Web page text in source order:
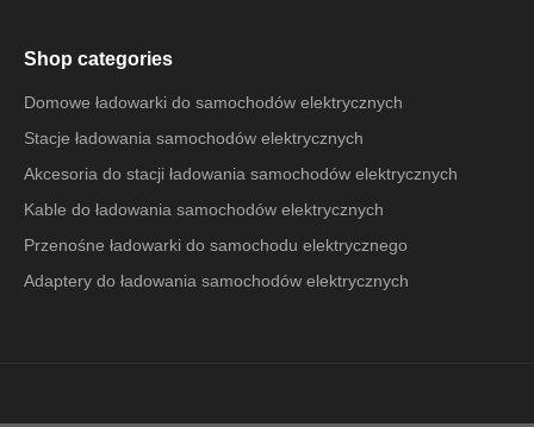
Shop categories
Domowe ładowarki do samochodów elektrycznych
Stacje ładowania samochodów elektrycznych
Akcesoria do stacji ładowania samochodów elektrycznych
Kable do ładowania samochodów elektrycznych
Przenośne ładowarki do samochodu elektrycznego
Adaptery do ładowania samochodów elektrycznych